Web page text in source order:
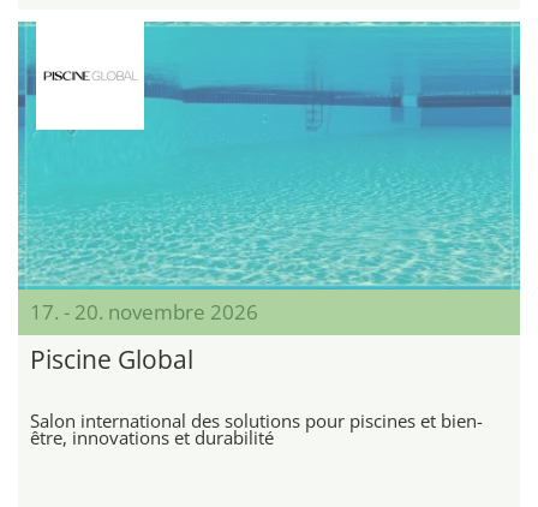
17. - 20. novembre 2026
Piscine Global
Salon international des solutions pour piscines et bien-
être, innovations et durabilité